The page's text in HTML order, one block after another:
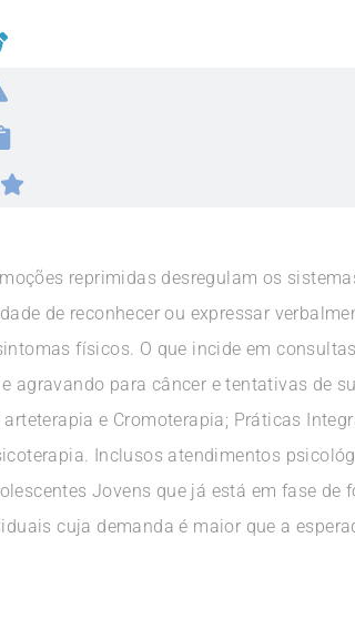
reprimidas desregulam os
de reconhecer ou expressar
físicos. O que incide em
agravando para câncer e tentativas de
e Cromoterapia; Práticas
Inclusos atendimentos
Jovens que já está em fase de
cuja demanda é maior que a